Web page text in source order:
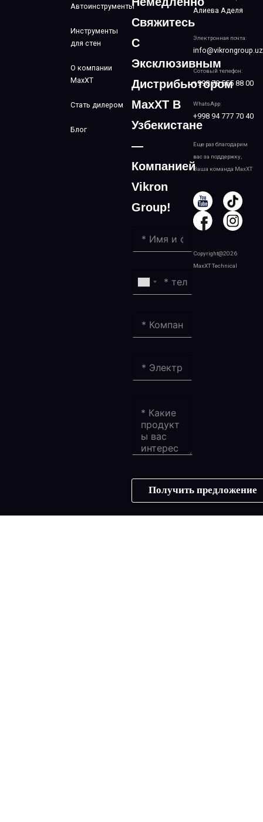
Алиева Аделя
Электронная почта:
info@vikrongroup.uz
Сотовый телефон:
+998 78 555 88 00
WhatsApp:
+998 94 777 70 40
Еще раз благодарим
вас за поддержку,
Ваша команда MaxXT
Copyright@2026
MaxXT Technical
Автоинструменты
Инструменты
для стен
О компании
MaxXT
Стать дилером
Блог
Свяжитесь
С
Эксклюзивным
Дистрибьютором
MaxXT В
Узбекистане
—
Компанией
Vikron
Group!
Получить предложение